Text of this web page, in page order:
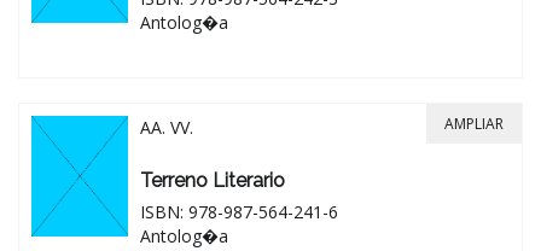
Antolog�a
AA. VV.
Terreno Literario
ISBN: 978-987-564-241-6
Antolog�a
AMPLIAR